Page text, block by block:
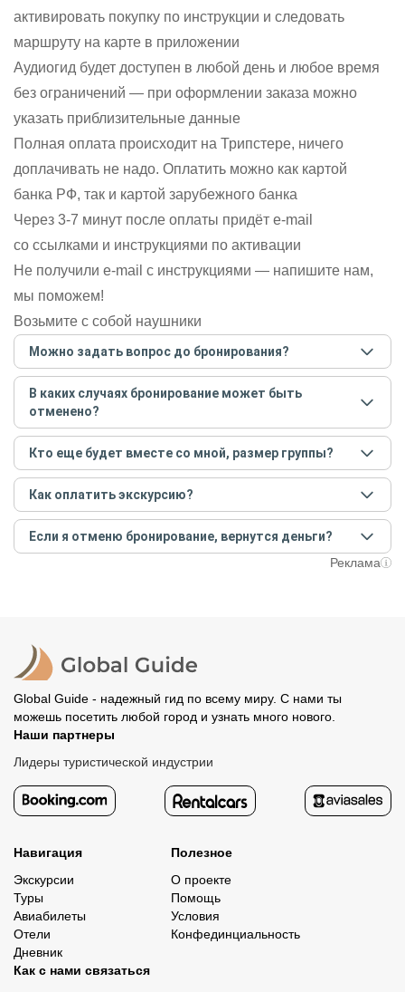
активировать покупку по инструкции и следовать
маршруту на карте в приложении
Аудиогид будет доступен в любой день и любое время
без ограничений — при оформлении заказа можно
указать приблизительные данные
Полная оплата происходит на Трипстере, ничего
доплачивать не надо. Оплатить можно как картой
банка РФ, так и картой зарубежного банка
Через 3-7 минут после оплаты придёт e-mail
со ссылками и инструкциями по активации
Не получили e-mail с инструкциями — напишите нам,
мы поможем!
Возьмите с собой наушники
Можно задать вопрос до бронирования?
Достаточно перейти по ссылке «Задать вопрос» и
написать гиду. Платить при этом не нужно. Сначала
согласуйте с гидом интересующие вас вопросы и после
этого бронируйте экскурсию.Задать вопрос.
В каких случаях бронирование может быть
отменено?
Только в случае неблагоприятных погодных условий,
например, если экскурсия на кораблике, а по прогнозу
погоды аномально-сильный ветер. При этом гид
предупредит вас об отмене, а мы вернем предоплату на
карту. Во всех остальных случаях экскурсия состоится.
Кто еще будет вместе со мной, размер группы?
Если экскурсия индивидуальная, гид проведет встречу
только для вас и вашей компании. Если групповая — на
экскурсии будут другие участники, размер зависит от
условий конкретной экскурсии.
Как оплатить экскурсию?
Создайте заказ на удобную дату и время, и внесите
предоплату как можно скорее, чтобы другие
путешественники не заняли ваше место. После этого
организатору напрямую не требуется.
Если я отменю бронирование, вернутся деньги?
При отмене за 48 часов или раньше мы вернем всюРеклама
Global Guide - надежный гид по всему миру. С нами ты
можешь посетить любой город и узнать много нового.
Наши партнеры
Лидеры туристической индустрии
Навигация
Экскурсии
Туры
Авиабилеты
Отели
Дневник
Полезное
О проекте
Помощь
Условия
Конфединциальность
Как с нами связаться